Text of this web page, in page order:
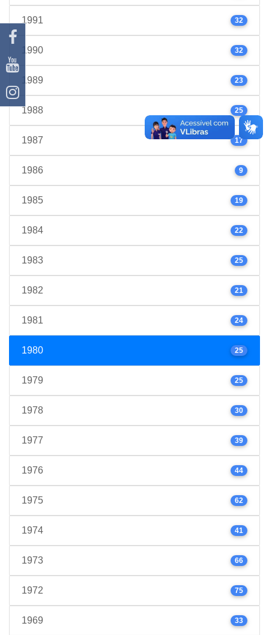
1991 32
1990 32
1989 23
1988 25
1987 17
1986 9
1985 19
1984 22
1983 25
1982 21
1981 24
1980 25
1979 25
1978 30
1977 39
1976 44
1975 62
1974 41
1973 66
1972 75
1969 33